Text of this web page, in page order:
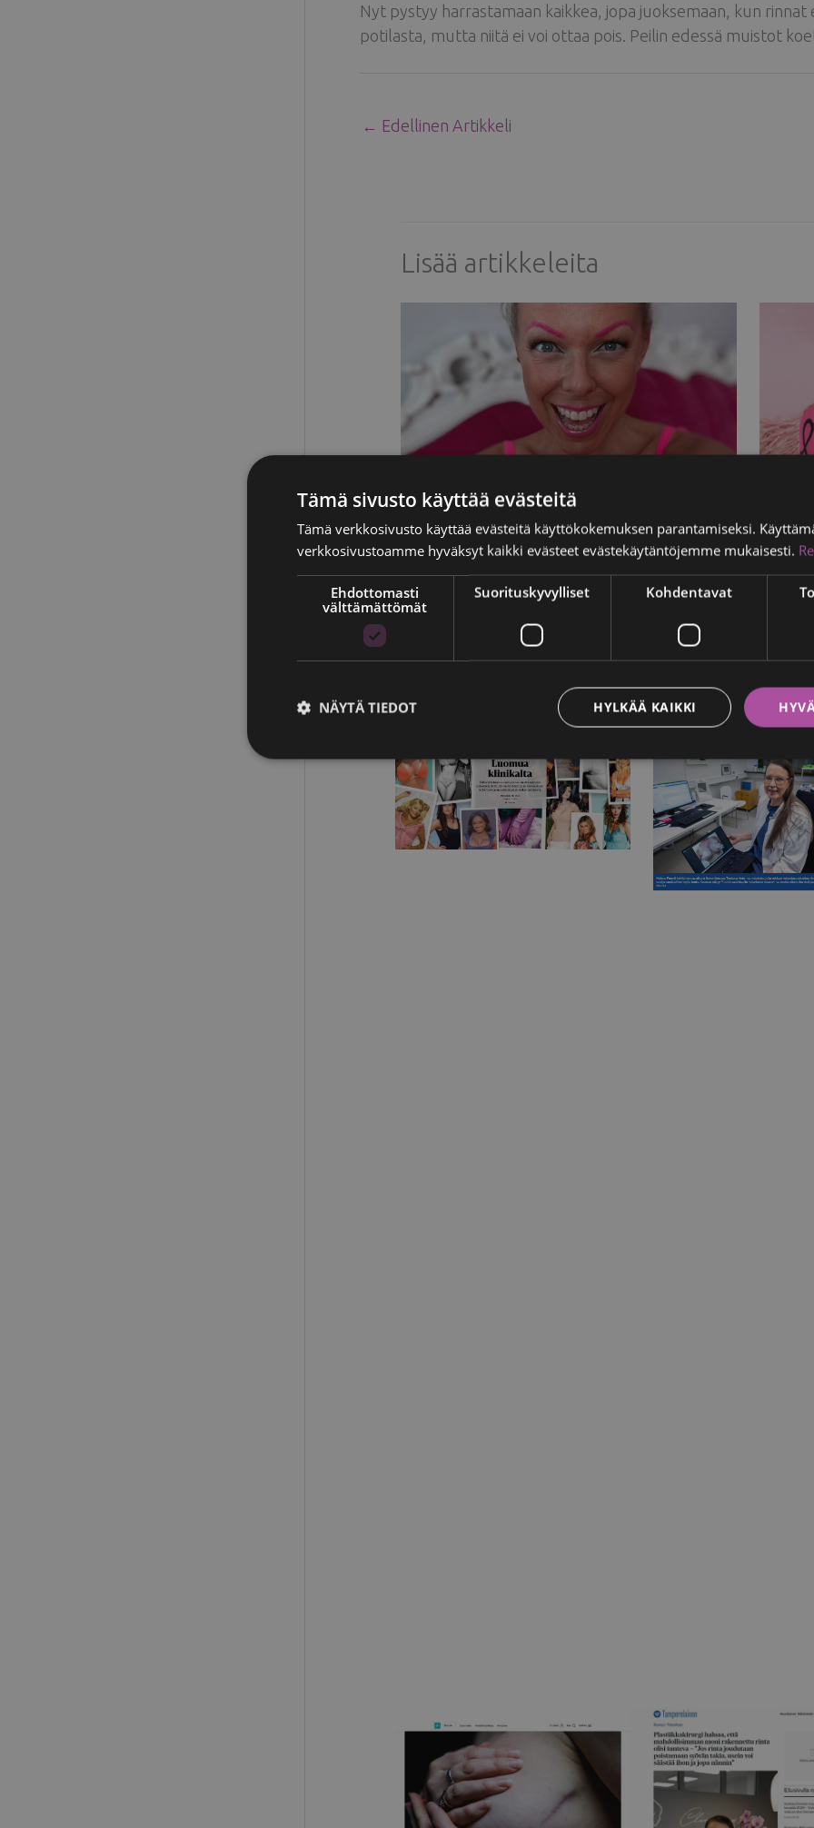
Nyt pystyy harrastamaan kaikkea, jopa juoksemaan, kun
potilasta, mutta niitä ei voi ottaa pois. Peilin edessä muistot
← Edellinen Artikkeli
Lisää artikkeleita
Kaksi vuotta rintaleikkauksesta: Mitä
Pinksulle kuuluu nyt?
Potilaidemme tarinoita / 12.03.2025
Clinic Helena mediassa
Tämä sivusto käyttää evästeitä
Tämä verkkosivusto käyttää evästeitä käyttökokemuksen parantamiseksi.
verkkosivustoamme hyväksyt kaikki evästeet evästekäytäntöjemme mukaisesti.
Ehdottomasti
välttämättömät
Suorituskyvylliset Kohdentavat
HYLKÄÄ KAIKKI
NÄYTÄ TIEDOT